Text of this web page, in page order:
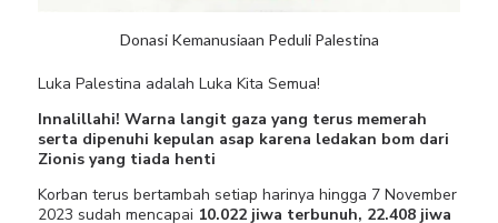
Donasi Kemanusiaan Peduli Palestina
Luka Palestina adalah Luka Kita Semua!
Innalillahi! Warna langit gaza yang terus memerah
serta dipenuhi kepulan asap karena ledakan bom dari
Zionis yang tiada henti
Korban terus bertambah setiap harinya hingga 7 November
2023 sudah mencapai 10.022 jiwa terbunuh, 22.408 jiwa